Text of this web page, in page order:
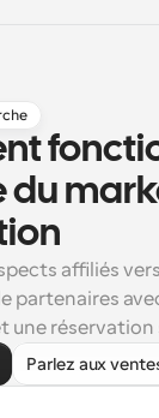
surpuissante
avec les
des clients en
dynamique
des
du
affiliés
partenaires
une réservation
Parlez aux